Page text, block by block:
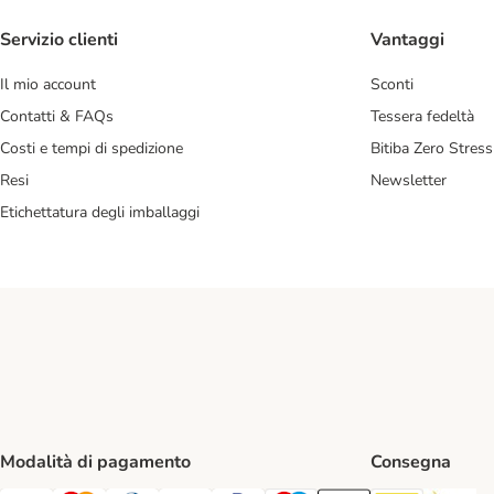
Servizio clienti
Il mio account
Contatti & FAQs
Costi e tempi di spedizione
Resi
Etichettatura degli imballaggi
Vantaggi
Sconti
Tessera fedeltà
Bitiba Zero Stress
Newsletter
Modalità di pagamento Consegna